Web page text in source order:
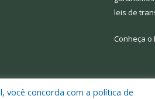
leis de
Conheça o
você concorda com a política de